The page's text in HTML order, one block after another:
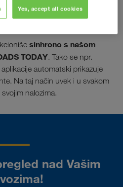
Vam omogućiti da u svakom
sinhrono s našom
TODAY. Tako se npr.
automatski prikazuje
Na taj način uvek i u svakom
nalozima.
nad Vašim
Yes, accept all cookies